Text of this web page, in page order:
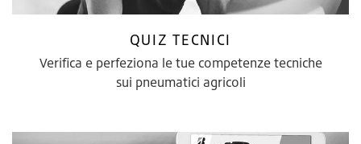
QUIZ TECNICI
Verifica e perfeziona le tue competenze tecniche
sui pneumatici agricoli